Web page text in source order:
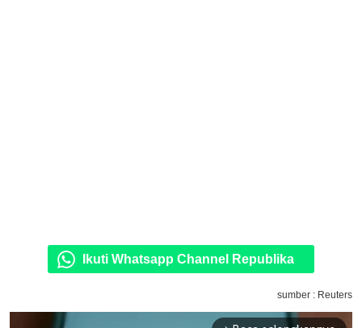
Ikuti Whatsapp Channel Republika
sumber : Reuters